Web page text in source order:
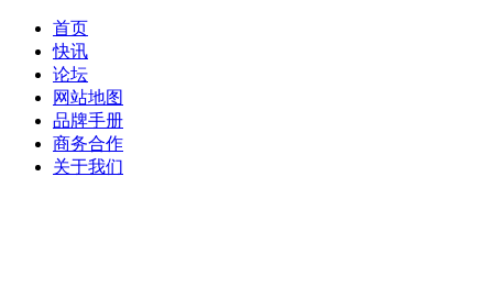
首页
快讯
论坛
网站地图
品牌手册
商务合作
关于我们